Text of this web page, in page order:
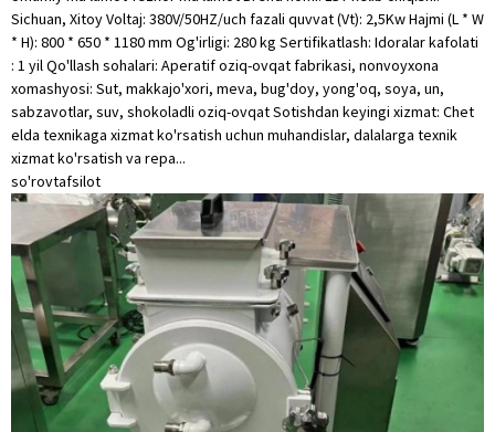
Sichuan, Xitoy Voltaj: 380V/50HZ/uch fazali quvvat (Vt): 2,5Kw Hajmi (L * W
* H): 800 * 650 * 1180 mm Og'irligi: 280 kg Sertifikatlash: Idoralar kafolati
: 1 yil Qo'llash sohalari: Aperatif oziq-ovqat fabrikasi, nonvoyxona
xomashyosi: Sut, makkajo'xori, meva, bug'doy, yong'oq, soya, un,
sabzavotlar, suv, shokoladli oziq-ovqat Sotishdan keyingi xizmat: Chet
elda texnikaga xizmat ko'rsatish uchun muhandislar, dalalarga texnik
xizmat ko'rsatish va repa...
so'rovtafsilot